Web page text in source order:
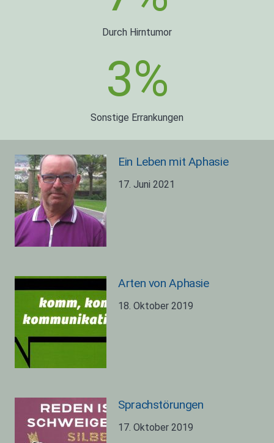
Durch Hirntumor
3%
Sonstige Errankungen
Ein Leben mit Aphasie
17. Juni 2021
Arten von Aphasie
18. Oktober 2019
Sprachstörungen
17. Oktober 2019